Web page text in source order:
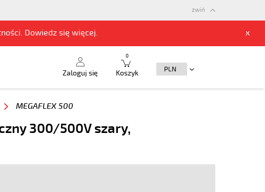
Dowiedz się więcej. x
zwiń
Zaloguj się Koszyk
0
MEGAFLEX 500
300/500V szary,